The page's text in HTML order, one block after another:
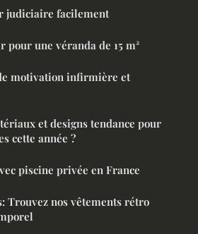
judiciaire facilement
pour une véranda de 15 m²
motivation infirmière et
et designs tendance pour
cette année ?
piscine privée en France
Trouvez nos vêtements rétro